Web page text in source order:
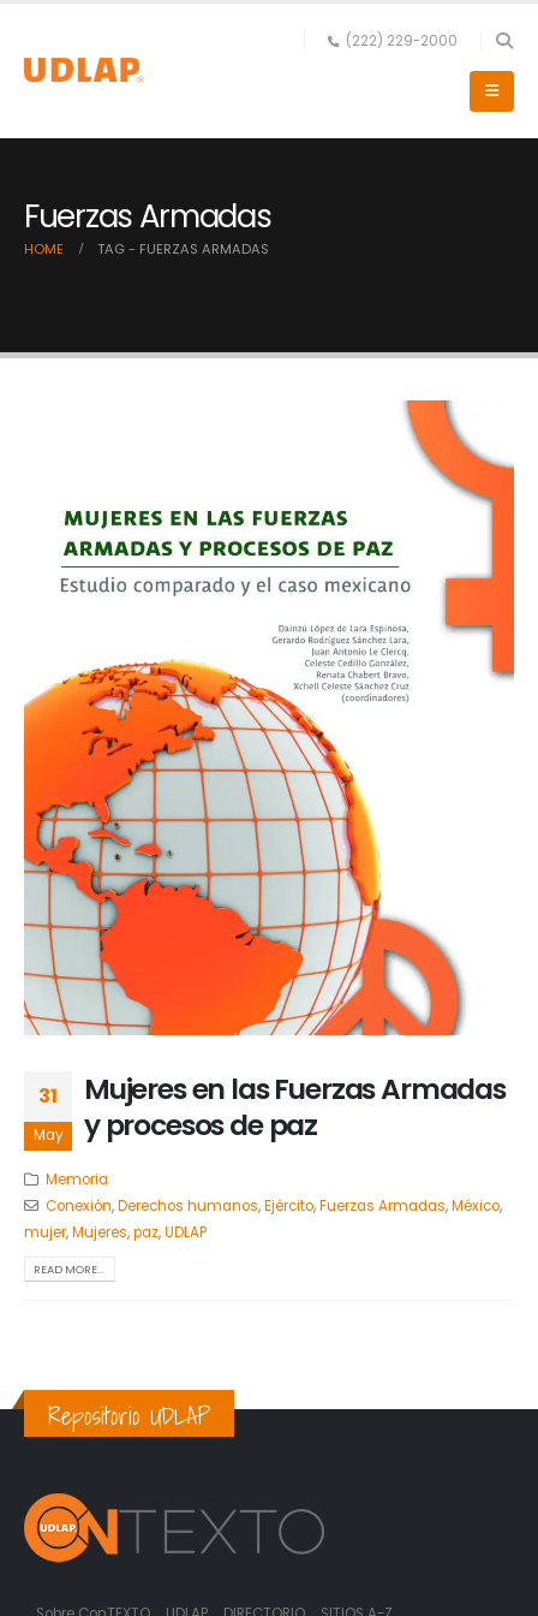
(222) 229-2000
Fuerzas Armadas
HOME TAG - FUERZAS ARMADAS
31
May
Mujeres en las Fuerzas Armadas
y procesos de paz
Memoria
Conexión,Derechos humanos,Ejército,Fuerzas Armadas,México,
mujer,Mujeres,paz,UDLAP
READ MORE...
Repositorio UDLAP